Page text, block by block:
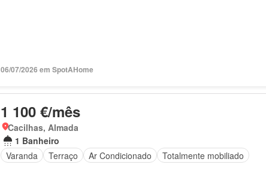
06/07/2026 em SpotAHome
1 100 €/mês
Cacilhas, Almada
1 Banheiro
Varanda
Terraço Ar Condicionado Totalmente mobiliado